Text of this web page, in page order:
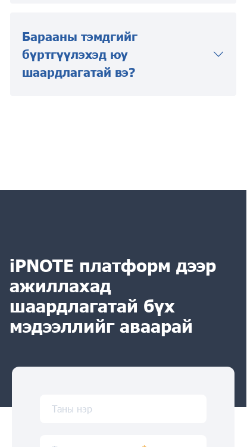
Барааны тэмдгийг
бүртгүүлэхэд юу
шаардлагатай вэ?
iPNOTE платформ дээр
ажиллахад
шаардлагатай бүх
мэдээллийг аваарай
Таны нэр